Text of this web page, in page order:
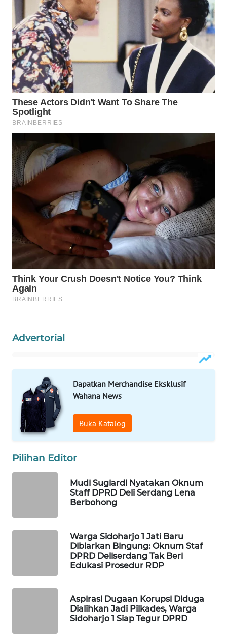
Advertorial
Dapatkan Merchandise Eksklusif
Wahana News
Buka Katalog
Pilihan Editor
Mudi Sugiardi Nyatakan Oknum
Staff DPRD Deli Serdang Lena
Berbohong
Warga Sidoharjo 1 Jati Baru
Dibiarkan Bingung: Oknum Staf
DPRD Deliserdang Tak Beri
Edukasi Prosedur RDP
Aspirasi Dugaan Korupsi Diduga
Dialihkan Jadi Pilkades, Warga
Sidoharjo 1 Siap Tegur DPRD
MADURA
WN
SURABAYA
WN
NATUNA
WN
WN
MANDALIKA
WN
LIKUPANG
LABUANBAJO
WN
BORNEO
WAHANA
TANI
WAHANA
ADVOKAT
WAHANA
INFRASTRUKTUR
WAHANA
TRAVEL